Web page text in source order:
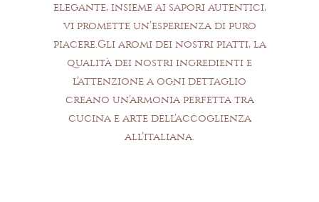
elegante, insieme ai sapori autentici,
vi promette un’esperienza di puro
piacere.Gli aromi dei nostri piatti, la
qualità dei nostri ingredienti e
l’attenzione a ogni dettaglio
creano un’armonia perfetta tra
cucina e arte dell’accoglienza
all’italiana.